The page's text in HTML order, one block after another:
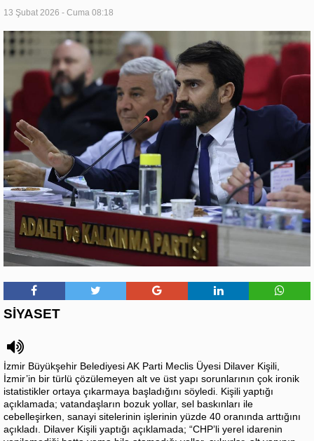
13 Şubat 2026 - Cuma 08:18
SİYASET
İzmir Büyükşehir Belediyesi AK Parti Meclis Üyesi Dilaver Kişili,
İzmir’in bir türlü çözülemeyen alt ve üst yapı sorunlarının çok ironik
istatistikler ortaya çıkarmaya başladığını söyledi. Kişili yaptığı
açıklamada; vatandaşların bozuk yollar, sel baskınları ile
cebelleşirken, sanayi sitelerinin işlerinin yüzde 40 oranında arttığını
açıkladı. Dilaver Kişili yaptığı açıklamada; “CHP’li yerel idarenin